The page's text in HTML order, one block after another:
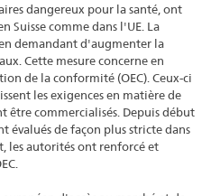
dangereux pour la santé, ont
Suisse comme dans l'UE. La
demandant d'augmenter la
Cette mesure concerne en
de la conformité (OEC). Ceux-ci
les exigences en matière de
être commercialisés. Depuis début
évalués de façon plus stricte dans
les autorités ont renforcé et